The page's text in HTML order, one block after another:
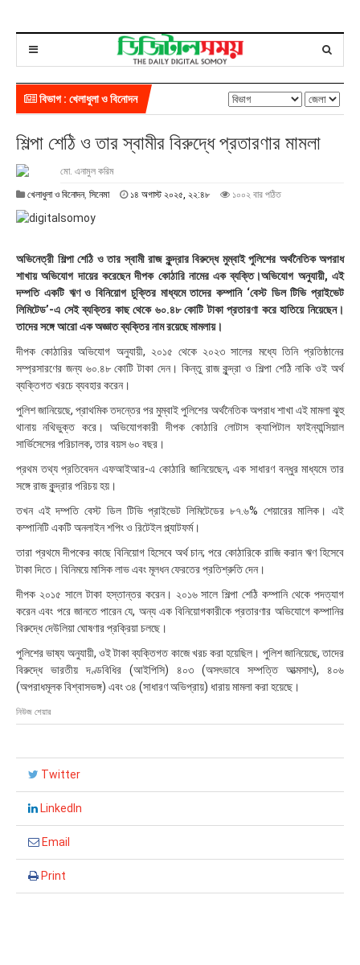
বিভাগ : খেলাধুলা ও বিনোদন
শিল্পা শেঠি ও তার স্বামীর বিরুদ্ধে প্রতারণার মামলা
মো. এনামুল করিম
খেলাধুলা ও বিনোদন, সিনেমা ১৪ অগাস্ট ২০২৫, ২২:৪৮
২
০
৫
,
২
:
১০০২ বার পঠিত
অভিনেত্রী শিল্পা শেঠি ও তার স্বামী রাজ কুন্দ্রার বিরুদ্ধে মুম্বাই পুলিশের অর্থনৈতিক অপরাধ
শাখায় অভিযোগ দায়ের করেছেন দীপক কোঠারি নামের এক ব্যক্তি।অভিযোগ অনুযায়ী, এই
দম্পতি একটি ঋণ ও বিনিয়োগ চুক্তির মাধ্যমে তাদের কম্পানি ‘বেস্ট ডিল টিভি প্রাইভেট
লিমিটেড’-এ সেই ব্যক্তির কাছ থেকে ৬০.৪৮ কোটি টাকা প্রতারণা করে হাতিয়ে নিয়েছেন।
তাদের সঙ্গে আরো এক অজ্ঞাত ব্যক্তির নাম রয়েছে মামলায়।
দীপক কোঠারির অভিযোগ অনুযায়ী, ২০১৫ থেকে ২০২৩ সালের মধ্যে তিনি প্রতিষ্ঠানের
সম্প্রসারণের জন্য ৬০.৪৮ কোটি টাকা দেন। কিন্তু রাজ কুন্দ্রা ও শিল্পা শেঠি নাকি ওই অর্থ
ব্যক্তিগত খরচে ব্যবহার করেন।
পুলিশ জানিয়েছে, প্রাথমিক তদন্তের পর মুম্বাই পুলিশের অর্থনৈতিক অপরাধ শাখা এই মামলা ঝুহু
থানায় নথিভুক্ত করে। অভিযোগকারী দীপক কোঠারি লোটাস ক্যাপিটাল ফাইন্যান্সিয়াল
সার্ভিসেসের পরিচালক, তার বয়স ৬০ বছর।
প্রথম তথ্য প্রতিবেদন এফআইআর-এ কোঠারি জানিয়েছেন, এক সাধারণ বন্ধুর মাধ্যমে তার
সঙ্গে রাজ কুন্দ্রার পরিচয় হয়।
তখন এই দম্পতি বেস্ট ডিল টিভি প্রাইভেট লিমিটেডের ৮৭.৬% শেয়ারের মালিক। এই
কম্পানিটি একটি অনলাইন শপিং ও রিটেইল প্ল্যাটফর্ম।
তারা প্রথমে দীপকের কাছে বিনিয়োগ হিসেবে অর্থ চান; পরে কোঠারিকে রাজি করান ঋণ হিসেবে
টাকা দিতে। বিনিময়ে মাসিক লাভ এবং মূলধন ফেরতের প্রতিশ্রুতি দেন।
দীপক ২০১৫ সালে টাকা হস্তান্তর করেন। ২০১৬ সালে শিল্পা শেঠি কম্পানি থেকে পদত্যাগ
করেন এবং পরে জানতে পারেন যে, অন্য এক বিনিয়োগকারীকে প্রতারণার অভিযোগে কম্পানির
বিরুদ্ধে দেউলিয়া ঘোষণার প্রক্রিয়া চলছে।
পুলিশের ভাষ্য অনুযায়ী, ওই টাকা ব্যক্তিগত কাজে খরচ করা হয়েছিল। পুলিশ জানিয়েছে, তাদের
বিরুদ্ধে ভারতীয় দণ্ডবিধির (আইপিসি) ৪০৩ (অসৎভাবে সম্পত্তি আত্মসাৎ), ৪০৬
(অপরাধমূলক বিশ্বাসভঙ্গ) এবং ৩৪ (সাধারণ অভিপ্রায়) ধারায় মামলা করা হয়েছে।
নিউজ শেয়ার
Twitter
LinkedIn
Email
Print